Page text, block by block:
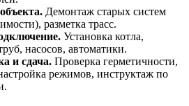
Демонтаж старых систем
разметка трасс.
Установка котла,
насосов, автоматики.
и сдача. Проверка герметичности,
режимов, инструктаж по